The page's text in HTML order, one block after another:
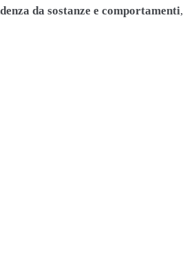
da sostanze e comportamenti,